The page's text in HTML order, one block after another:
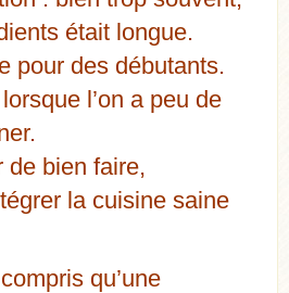
était longue.
pour des débutants.
l’on a peu de
de bien faire,
la cuisine saine
qu’une